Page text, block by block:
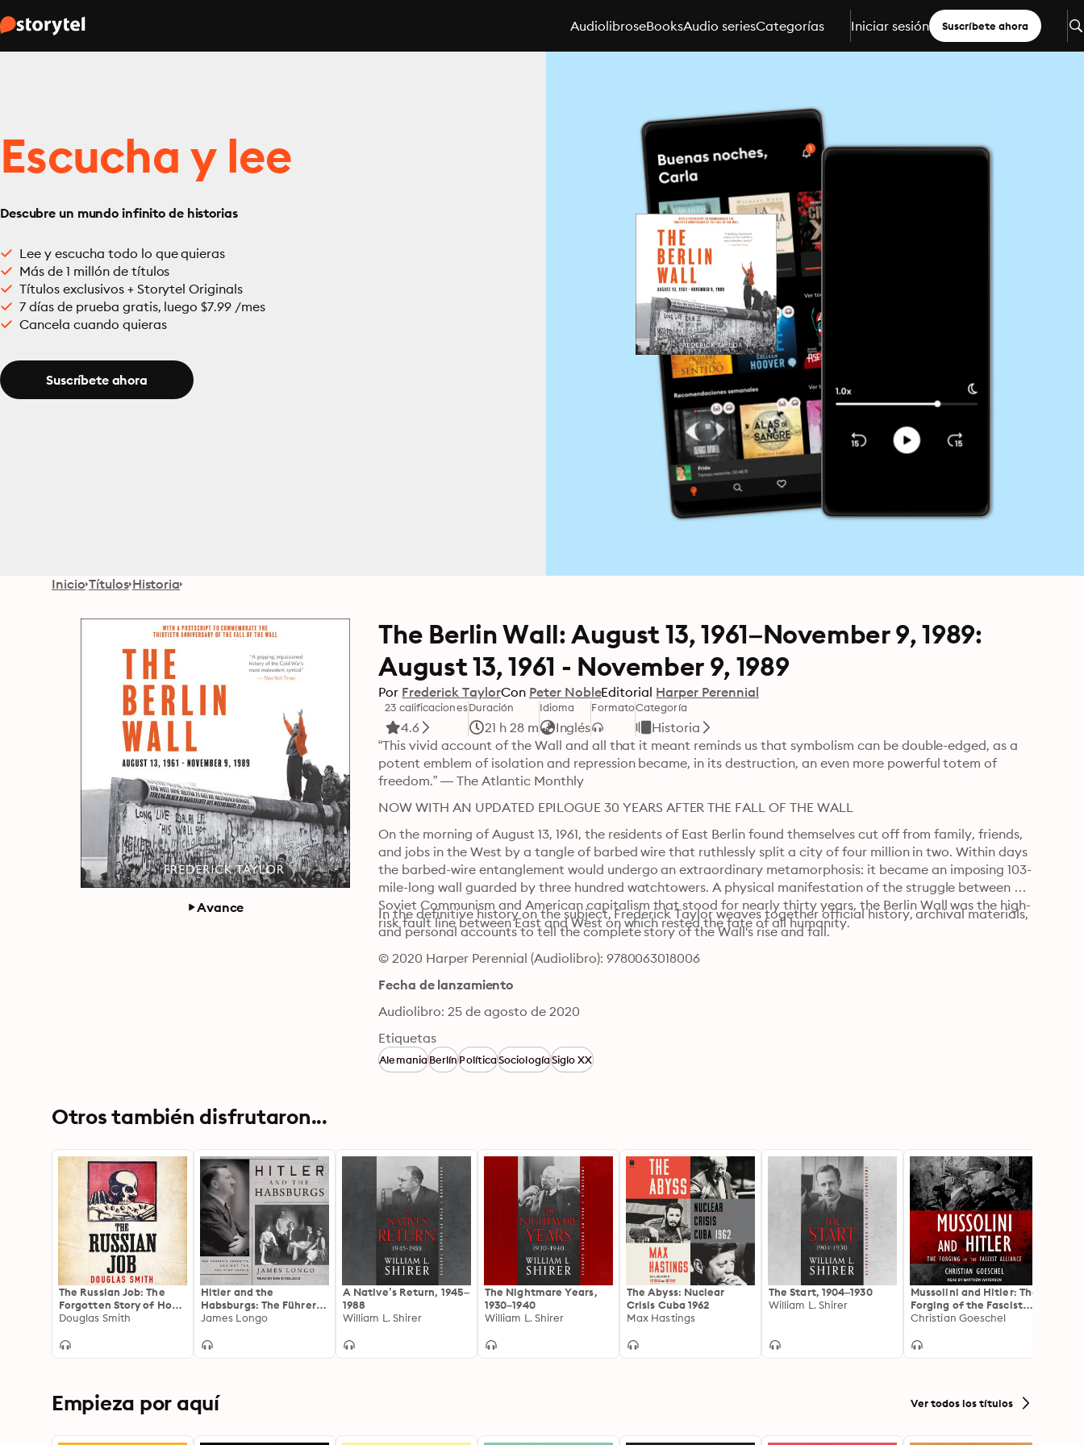
AudiolibroseBooksAudio seriesCategorías Iniciar sesión Suscríbete ahora
Escucha y lee
Descubre un mundo infinito de historias
Lee y escucha todo lo que quieras
Más de 1 millón de títulos
Títulos exclusivos + Storytel Originals
7 días de prueba gratis, luego $7.99 /mes
Cancela cuando quieras
Suscríbete ahora
Inicio Títulos Historia
Avance
The Berlin Wall: August 13, 1961–November 9, 1989:
August 13, 1961 - November 9, 1989
Por Frederick TaylorCon Peter NobleEditorial Harper Perennial
23 calificaciones
4.6
Duración
21 h 28 m
Idioma
Inglés
FormatoCategoría
Historia
“This vivid account of the Wall and all that it meant reminds us that symbolism can be double-edged, as a
potent emblem of isolation and repression became, in its destruction, an even more powerful totem of
freedom.” — The Atlantic Monthly
NOW WITH AN UPDATED EPILOGUE 30 YEARS AFTER THE FALL OF THE WALL
On the morning of August 13, 1961, the residents of East Berlin found themselves cut off from family, friends,
and jobs in the West by a tangle of barbed wire that ruthlessly split a city of four million in two. Within days
the barbed-wire entanglement would undergo an extraordinary metamorphosis: it became an imposing 103-
mile-long wall guarded by three hundred watchtowers. A physical manifestation of the struggle between
Soviet Communism and American capitalism that stood for nearly thirty years, the Berlin Wall was the high-
risk fault line between East and West on which rested the fate of all humanity.
In the definitive history on the subject, Frederick Taylor weaves together official history, archival materials,
and personal accounts to tell the complete story of the Wall's rise and fall.
© 2020 Harper Perennial (Audiolibro): 9780063018006
Fecha de lanzamiento
Audiolibro: 25 de agosto de 2020
Etiquetas
AlemaniaBerlínPolíticaSociologíaSiglo XX
Otros también disfrutaron...
The Russian Job: The
Forgotten Story of How
America Saved the
Famine
Douglas Smith
Hitler and the
Habsburgs: The Führer's
Vendetta Against the
James Longo
A Native’s Return, 1945–
1988
William L. Shirer
The Nightmare Years,
1930–1940
William L. Shirer
The Abyss: Nuclear
Crisis Cuba 1962
Max Hastings
The Start, 1904–1930
William L. Shirer
Mussolini and Hitler: The
Forging of the Fascist
Alliance
Christian Goeschel
Empieza por aquí Ver todos los títulos